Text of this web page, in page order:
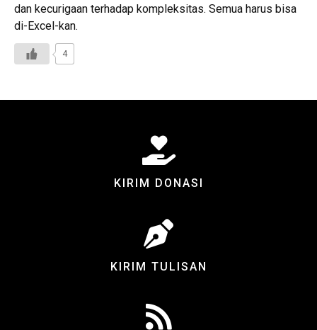
dan kecurigaan terhadap kompleksitas. Semua harus bisa
di-Excel-kan.
4
KIRIM DONASI
KIRIM TULISAN